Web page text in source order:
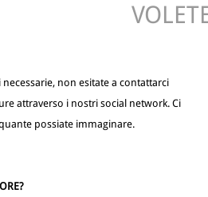
non esitate a contattarci
attraverso i nostri social network. Ci
possiate immaginare.